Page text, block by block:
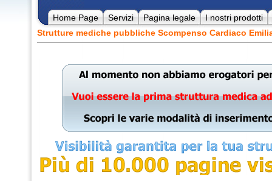
Home Page Servizi Pagina legale
I nostri prodotti
Strutture mediche pubbliche Scompenso Cardiaco